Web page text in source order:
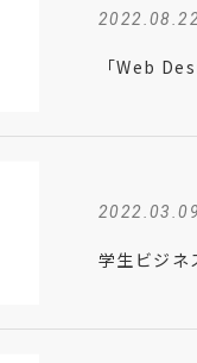
2022.08.22
「Web
2022.03.09
学生ビジネ